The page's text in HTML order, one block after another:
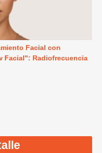
Facial con
Facial": Radiofrecuencia